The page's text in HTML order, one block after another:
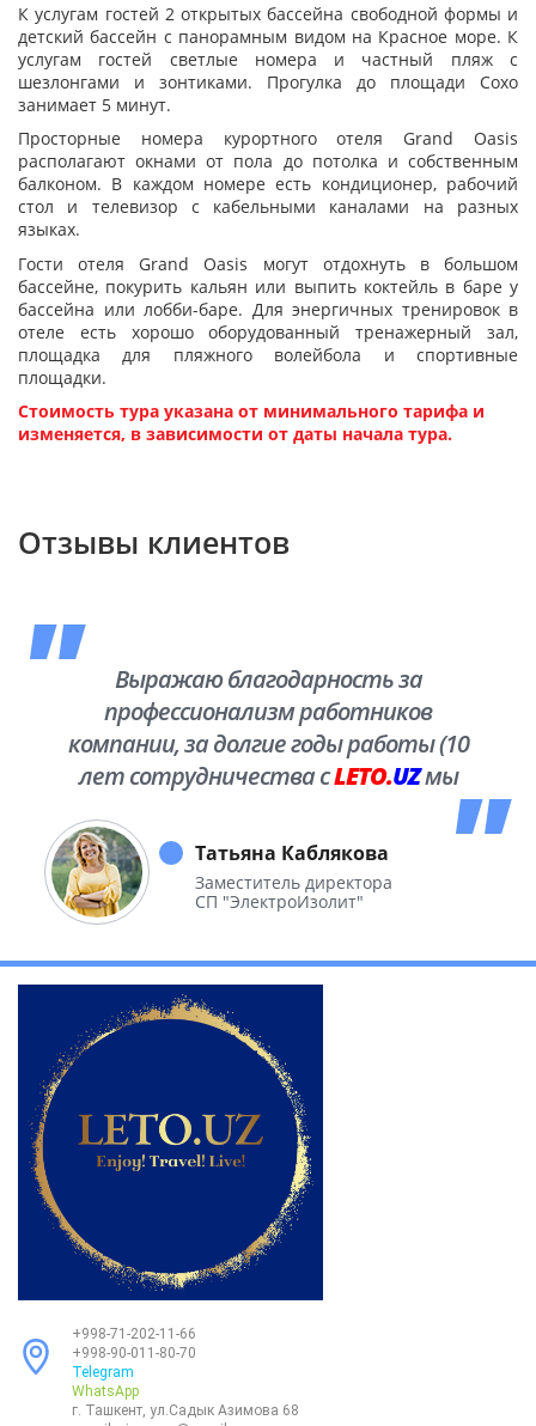
К услугам гостей 2 открытых бассейна свободной формы и
детский бассейн с панорамным видом на Красное море. К
услугам гостей светлые номера и частный пляж с
шезлонгами и зонтиками. Прогулка до площади Сохо
занимает 5 минут.
Просторные номера курортного отеля Grand Oasis
располагают окнами от пола до потолка и собственным
балконом. В каждом номере есть кондиционер, рабочий
стол и телевизор с кабельными каналами на разных
языках.
Гости отеля Grand Oasis могут отдохнуть в большом
бассейне, покурить кальян или выпить коктейль в баре у
бассейна или лобби-баре. Для энергичных тренировок в
отеле есть хорошо оборудованный тренажерный зал,
площадка для пляжного волейбола и спортивные
площадки.
Стоимость тура указана от минимального тарифа и
изменяется, в зависимости от даты начала тура.
Отзывы клиентов
Выражаю благодарность за
профессионализм работников
компании, за долгие годы работы (10
лет сотрудничества сLETO.UZмы
необъятной Родины.
Татьяна Каблякова
Заместитель директора
СП "ЭлектроИзолит"
+998-71-202-11-66
+998-90-011-80-70
Telegram
WhatsApp
г. Ташкент, ул.Садык Азимова 68